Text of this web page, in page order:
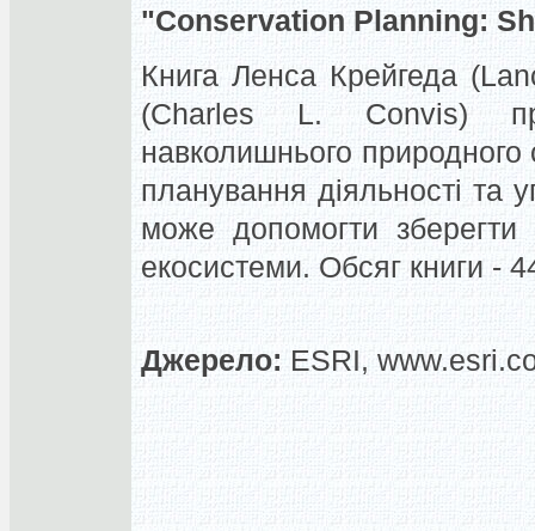
"Conservation Planning:
Книга Ленса Крейгеда
(Charles L. Convis)
навколишнього
планування діяльності та
може допомогти
екосистеми. Обсяг книги -
Джерело: ESRI,